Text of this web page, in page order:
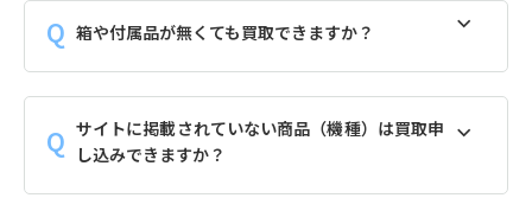
箱や付属品が無くても買取できますか？
サイトに掲載されていない商品（機種）は買取申
し込みできますか？